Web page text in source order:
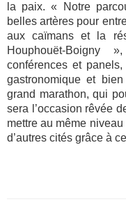
la paix. « Notre
belles artères pour
aux caïmans et la
Houphouët-
conférences et
gastronomique et
grand marathon, qui
sera l’occasion rêvée
mettre au même
d’autres cités grâce à